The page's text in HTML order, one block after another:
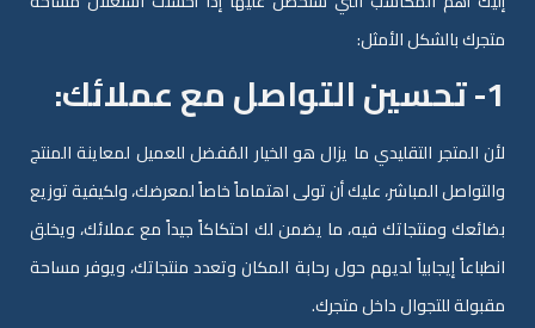
متجرك بالشكل الأمثل:
1- تحسين التواصل مع عملائك:
لأن المتجر التقليدي ما يزال هو الخيار المُفضل للعميل لمعاينة المنتج
والتواصل المباشر، عليك أن تولى اهتماماً خاصاً لمعرضك، ولكيفية توزيع
بضائعك ومنتجاتك فيه، ما يضمن لك احتكاكاً جيداً مع عملائك، ويخلق
انطباعاً إيجابياً لديهم حول رحابة المكان وتعدد منتجاتك، ويوفر مساحة
مقبولة للتجوال داخل متجرك.